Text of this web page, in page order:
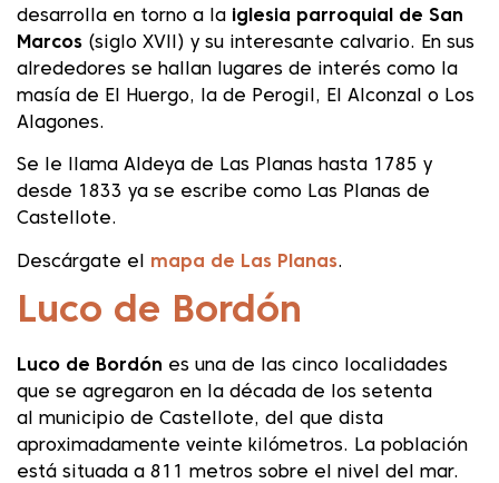
desarrolla en torno a la iglesia parroquial de San
Marcos (siglo XVII) y su interesante calvario. En sus
alrededores se hallan lugares de interés como la
masía de El Huergo, la de Perogil, El Alconzal o Los
Alagones.
Se le llama Aldeya de Las Planas hasta 1785 y
desde 1833 ya se escribe como Las Planas de
Castellote.
Descárgate el mapa de Las Planas.
Luco de Bordón
Luco de Bordón es una de las cinco localidades
que se agregaron en la década de los setenta
al municipio de Castellote, del que dista
aproximadamente veinte kilómetros. La población
está situada a 811 metros sobre el nivel del mar.